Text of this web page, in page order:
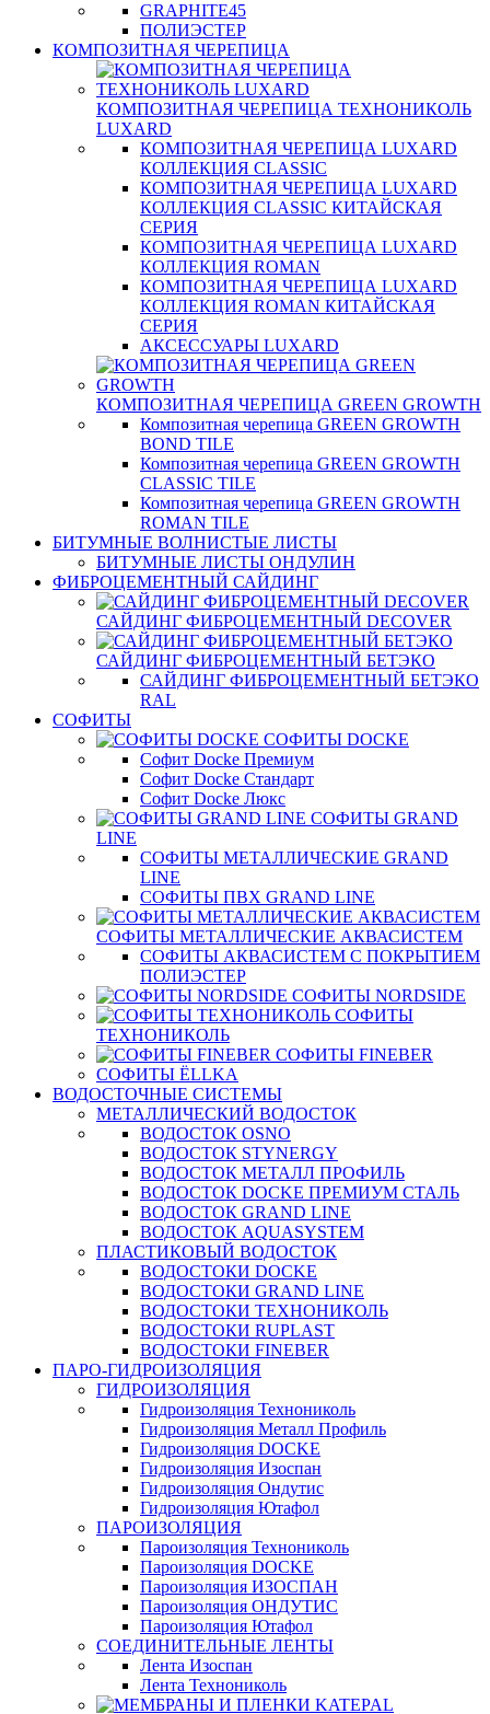
GRAPHITE45
ПОЛИЭСТЕР
КОМПОЗИТНАЯ ЧЕРЕПИЦА
КОМПОЗИТНАЯ ЧЕРЕПИЦА ТЕХНОНИКОЛЬ
LUXARD
КОМПОЗИТНАЯ ЧЕРЕПИЦА LUXARD
КОЛЛЕКЦИЯ CLASSIC
КОМПОЗИТНАЯ ЧЕРЕПИЦА LUXARD
КОЛЛЕКЦИЯ CLASSIC КИТАЙСКАЯ
СЕРИЯ
КОМПОЗИТНАЯ ЧЕРЕПИЦА LUXARD
КОЛЛЕКЦИЯ ROMAN
КОМПОЗИТНАЯ ЧЕРЕПИЦА LUXARD
КОЛЛЕКЦИЯ ROMAN КИТАЙСКАЯ
СЕРИЯ
АКСЕССУАРЫ LUXARD
КОМПОЗИТНАЯ ЧЕРЕПИЦА GREEN GROWTH
Композитная черепица GREEN GROWTH
BOND TILE
Композитная черепица GREEN GROWTH
CLASSIC TILE
Композитная черепица GREEN GROWTH
ROMAN TILE
БИТУМНЫЕ ВОЛНИСТЫЕ ЛИСТЫ
БИТУМНЫЕ ЛИСТЫ ОНДУЛИН
ФИБРОЦЕМЕНТНЫЙ САЙДИНГ
САЙДИНГ ФИБРОЦЕМЕНТНЫЙ DECOVER
САЙДИНГ ФИБРОЦЕМЕНТНЫЙ БЕТЭКО
САЙДИНГ ФИБРОЦЕМЕНТНЫЙ БЕТЭКО
RAL
СОФИТЫ
СОФИТЫ DOCKE
Софит Docke Премиум
Софит Docke Стандарт
Софит Docke Люкс
СОФИТЫ GRAND
LINE
СОФИТЫ МЕТАЛЛИЧЕСКИЕ GRAND
LINE
СОФИТЫ ПВХ GRAND LINE
СОФИТЫ МЕТАЛЛИЧЕСКИЕ АКВАСИСТЕМ
СОФИТЫ АКВАСИСТЕМ С ПОКРЫТИЕМ
ПОЛИЭСТЕР
СОФИТЫ NORDSIDE
СОФИТЫ
ТЕХНОНИКОЛЬ
СОФИТЫ FINEBER
СОФИТЫ ЁLLKA
ВОДОСТОЧНЫЕ СИСТЕМЫ
МЕТАЛЛИЧЕСКИЙ ВОДОСТОК
ВОДОСТОК OSNO
ВОДОСТОК STYNERGY
ВОДОСТОК МЕТАЛЛ ПРОФИЛЬ
ВОДОСТОК DOCKE ПРЕМИУМ СТАЛЬ
ВОДОСТОК GRAND LINE
ВОДОСТОК AQUASYSTEM
ПЛАСТИКОВЫЙ ВОДОСТОК
ВОДОСТОКИ DOCKE
ВОДОСТОКИ GRAND LINE
ВОДОСТОКИ ТЕХНОНИКОЛЬ
ВОДОСТОКИ RUPLAST
ВОДОСТОКИ FINEBER
ПАРО-ГИДРОИЗОЛЯЦИЯ
ГИДРОИЗОЛЯЦИЯ
Гидроизоляция Технониколь
Гидроизоляция Металл Профиль
Гидроизоляция DOCKE
Гидроизоляция Изоспан
Гидроизоляция Ондутис
Гидроизоляция Ютафол
ПАРОИЗОЛЯЦИЯ
Пароизоляция Технониколь
Пароизоляция DOCKE
Пароизоляция ИЗОСПАН
Пароизоляция ОНДУТИС
Пароизоляция Ютафол
СОЕДИНИТЕЛЬНЫЕ ЛЕНТЫ
Лента Изоспан
Лента Технониколь